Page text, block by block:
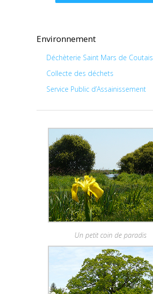
Environnement
Déchèterie Saint Mars de Coutais
Collecte des déchets
Service Public d’Assainissement
Un petit coin de paradis